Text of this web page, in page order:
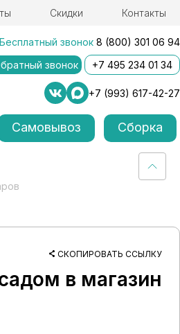
Скидки Контакты
Бесплатный звонок 8 (800) 301 06 94
звонок
+7 495 234 01 34
+7 (993) 617-42-27
Самовывоз Сборка
СКОПИРОВАТЬ ССЫЛКУ
в магазин